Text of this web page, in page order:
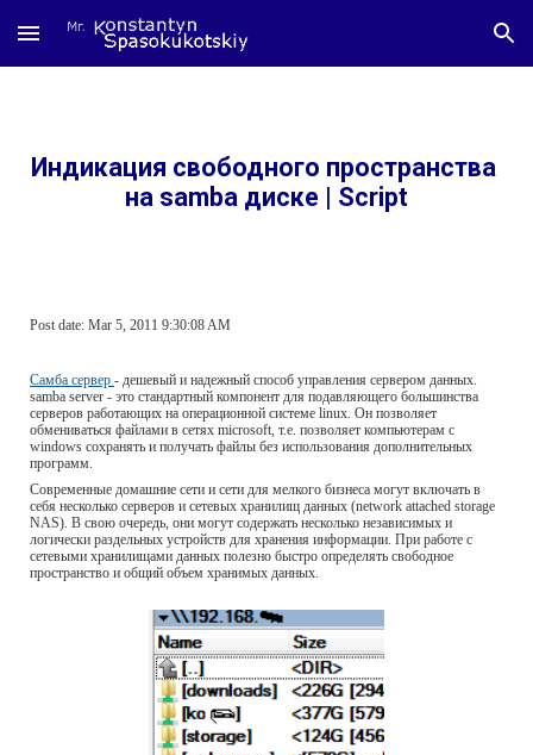
Skip to main content Skip to navigation
Индикация свободного пространства
на samba диcке | Script
Post date: Mar 5, 2011 9:30:08 AM
Самба сервер - дешевый и надежный способ управления сервером данных.
samba server - это стандартный компонент для подавляющего большинства
серверов работающих на операционной системе linux. Он позволяет
обмениваться файлами в сетях microsoft, т.е. позволяет компьютерам с
windows сохранять и получать файлы без использования дополнительных
программ.
Современные домашние сети и сети для мелкого бизнеса могут включать в
себя несколько серверов и сетевых хранилищ данных (network attached storage
NAS). В свою очередь, они могут содержать несколько независимых и
логически раздельных устройств для хранения информации. При работе с
сетевыми хранилищами данных полезно быстро определять свободное
пространство и общий объем хранимых данных.